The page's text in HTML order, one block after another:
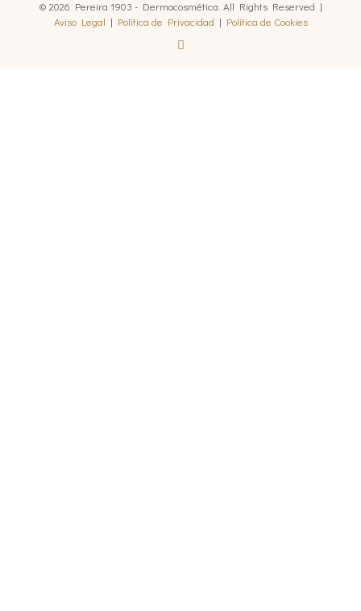
© 2026 Pereira 1903 - Dermocosmética. All Rights Reserved |
Aviso Legal | Política de Privacidad | Política de Cookies